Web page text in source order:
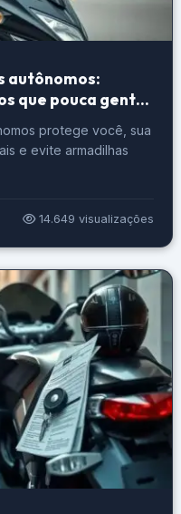
autônomos:
que pouca gente
protege você, sua
e evite armadilhas
14.649 visualizações